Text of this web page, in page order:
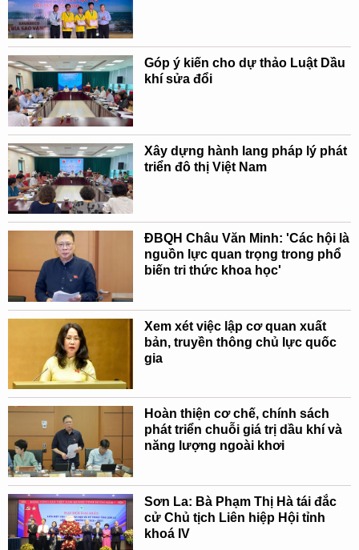
Góp ý kiến cho dự thảo Luật Dầu
khí sửa đổi
Xây dựng hành lang pháp lý phát
triển đô thị Việt Nam
ĐBQH Châu Văn Minh: 'Các hội là
nguồn lực quan trọng trong phổ
biến tri thức khoa học'
Xem xét việc lập cơ quan xuất
bản, truyền thông chủ lực quốc
gia
Hoàn thiện cơ chế, chính sách
phát triển chuỗi giá trị dầu khí và
năng lượng ngoài khơi
Sơn La: Bà Phạm Thị Hà tái đắc
cử Chủ tịch Liên hiệp Hội tỉnh
khoá IV